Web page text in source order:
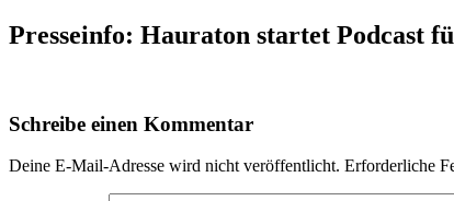
Presseinfo: Hauraton startet Podcast
Schreibe einen Kommentar
Deine E-Mail-Adresse wird nicht veröffentlicht. Erforderliche